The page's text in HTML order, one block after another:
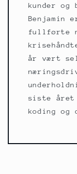
kunder
Benjamin
fullførte
år vært
siste året
koding og